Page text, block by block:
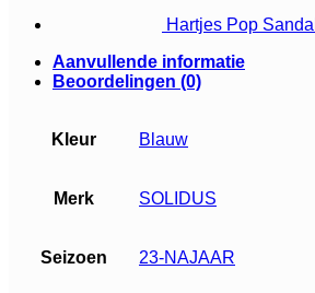
Hartjes Pop Sandal
Aanvullende informatie
Beoordelingen (0)
Kleur Blauw
Merk SOLIDUS
Seizoen 23-NAJAAR